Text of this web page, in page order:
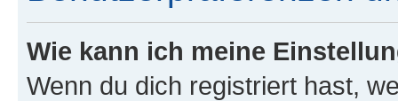
Wie kann ich meine
Wenn du dich registriert hast,